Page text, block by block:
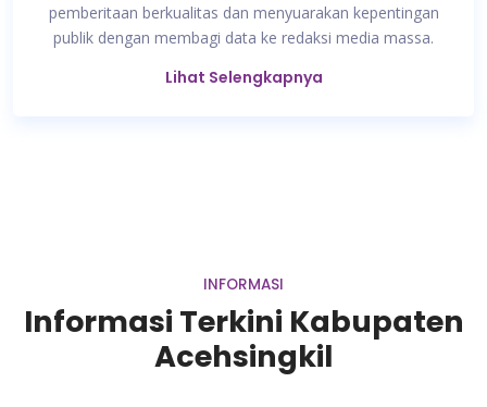
pemberitaan berkualitas dan menyuarakan kepentingan
publik dengan membagi data ke redaksi media massa.
Lihat Selengkapnya
INFORMASI
Informasi Terkini Kabupaten
Acehsingkil